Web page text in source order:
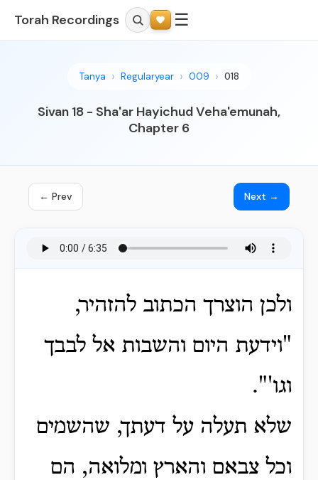
Torah Recordings ☰
Tanya Regularyear 009 018
Sivan 18 - Sha'ar Hayichud Veha'emunah,
Chapter 6
← Prev Next →
ולכן הוצרך הכתוב להזהיר,
"וידעת היום והשבות אל לבבך
וגו'".
שלא תעלה על דעתך, שהשמים
וכל צבאם והארץ ומלואה, הם